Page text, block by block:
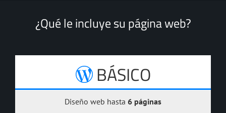
¿Qué le incluye su página web?
BÁSICO
Diseño web hasta 6 páginas